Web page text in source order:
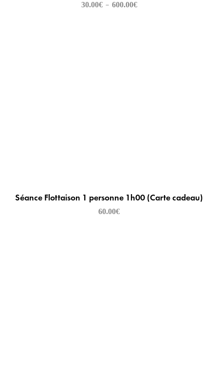
30.00€ – 600.00€
Séance Flottaison 1 personne 1h00 (Carte cadeau)
60.00€